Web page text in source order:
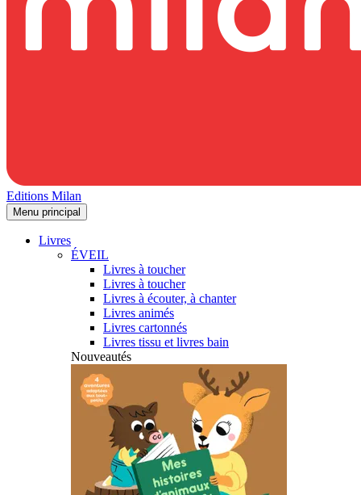
Editions Milan
Menu principal
Livres
ÉVEIL
Livres à toucher
Livres à toucher
Livres à écouter, à chanter
Livres animés
Livres cartonnés
Livres tissu et livres bain
Nouveautés